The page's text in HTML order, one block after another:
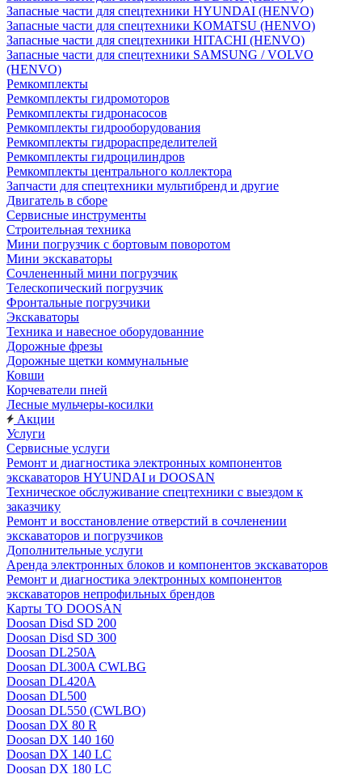
Запасные части для спецтехники HYUNDAI (HENVO)
Запасные части для спецтехники KOMATSU (HENVO)
Запасные части для спецтехники HITACHI (HENVO)
Запасные части для спецтехники SAMSUNG / VOLVO
(HENVO)
Ремкомплекты
Ремкомплекты гидромоторов
Ремкомплекты гидронасосов
Ремкомплекты гидрооборудования
Ремкомплекты гидрораспределителей
Ремкомплекты гидроцилиндров
Ремкомплекты центрального коллектора
Запчасти для спецтехники мультибренд и другие
Двигатель в сборе
Сервисные инструменты
Строительная техника
Мини погрузчик с бортовым поворотом
Мини экскаваторы
Сочлененный мини погрузчик
Телескопический погрузчик
Фронтальные погрузчики
Экскаваторы
Техника и навесное оборудованние
Дорожные фрезы
Дорожные щетки коммунальные
Ковши
Корчеватели пней
Лесные мульчеры-косилки
Акции
Услуги
Сервисные услуги
Ремонт и диагностика электронных компонентов
экскаваторов HYUNDAI и DOOSAN
Техническое обслуживание спецтехники с выездом к
заказчику
Ремонт и восстановление отверстий в сочленении
экскаваторов и погрузчиков
Дополнительные услуги
Аренда электронных блоков и компонентов экскаваторов
Ремонт и диагностика электронных компонентов
экскаваторов непрофильных брендов
Карты ТО DOOSAN
Doosan Disd SD 200
Doosan Disd SD 300
Doosan DL250A
Doosan DL300A CWLBG
Doosan DL420A
Doosan DL500
Doosan DL550 (CWLBO)
Doosan DX 80 R
Doosan DX 140 160
Doosan DX 140 LC
Doosan DX 180 LC